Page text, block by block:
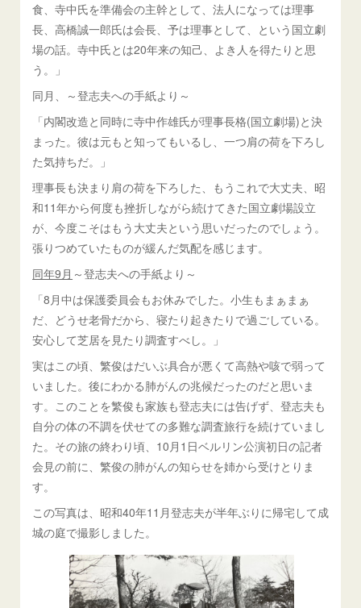
食、寺中氏を準備会の主幹として、法人になっては理事
長、高橋誠一郎氏は会長、予は理事として、という国立劇
場の話。寺中氏とは20年来の知己、よき人を得たりと思
う。」
同月、～登志夫への手紙より～
「内閣改造と同時に寺中作雄氏が理事長格(国立劇場)と決
まった。彼は元もと知ってもいるし、一つ肩の荷を下ろし
た気持ちだ。」
理事長も決まり肩の荷を下ろした、もうこれで大丈夫、昭
和11年から何度も挫折しながら続けてきた国立劇場設立
が、今度こそはもう大丈夫という思いだったのでしょう。
張りつめていたものが緩んだ気配を感じます。
同年9月 ～登志夫への手紙より～
「8月中は保護委員会もお休みでした。小生もまぁまぁ
だ、どうせ老骨だから、寝たり起きたりで過ごしている。
安心して芝居を見たり調査すべし。」
実はこの頃、繁俊はだいぶ具合が悪くて高熱や咳で弱って
いました。後にわかる肺がんの兆候だったのだと思いま
す。このことを繁俊も家族も登志夫には告げず、登志夫も
自分の体の不調を伏せての多難な調査旅行を続けていまし
た。その旅の終わり頃、10月1日ベルリン公演初日の記者
会見の前に、繁俊の肺がんの知らせを姉から受けとりま
す。
この写真は、昭和40年11月登志夫が半年ぶりに帰宅して成
城の庭で撮影しました。